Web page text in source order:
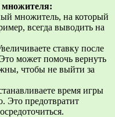
множителя:
множитель, на который
всегда выводить на
ставку после
может помочь вернуть
чтобы не выйти за
время игры
Это предотвратит